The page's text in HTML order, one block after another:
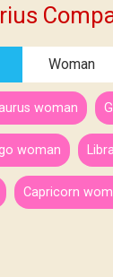
Woman
woman
woman
Capricorn